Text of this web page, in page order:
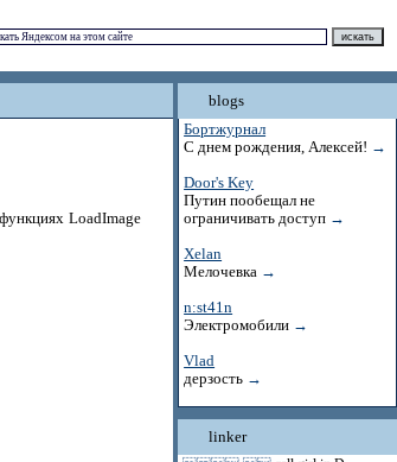
LoadImage
blogs
Бортжурнал
С днем рождения, Алексей! →
Door's Key
Путин пообещал не
ограничивать доступ →
Xelan
Мелочевка →
n:st41n
Электромобили →
Vlad
дерзость →
linker